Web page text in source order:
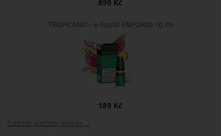
899 Kč
TROPICANO - e-liquid EMPORIO 10 ml
189 Kč
Zobrazit všechny novinky ...